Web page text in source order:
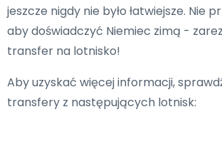
jeszcze nigdy nie było łatwiejsze. Nie
aby doświadczyć Niemiec zimą -
transfer na lotnisko!
Aby uzyskać więcej informacji,
transfery z następujących lotnisk: